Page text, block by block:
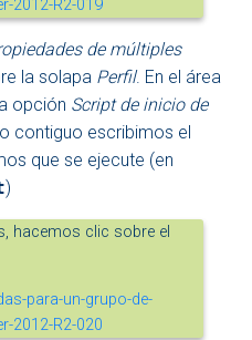
de múltiples
la solapa Perfil. En el área
opción Script de inicio de
contiguo escribimos el
que se ejecute (en
)
hacemos clic sobre el